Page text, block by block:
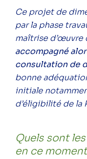
Ce projet de
par la phase
maîtrise d’œuvre
accompagné
consultation de
bonne
initiale
d’éligibilité de la
Quels sont l
en ce